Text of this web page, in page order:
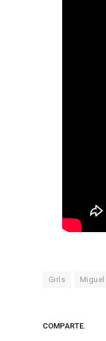
Girls Miguel
COMPARTE.